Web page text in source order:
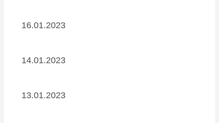
16.01.2023
14.01.2023
13.01.2023